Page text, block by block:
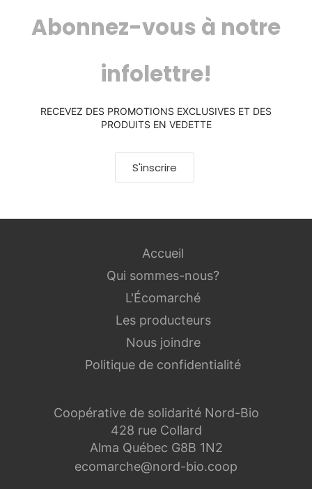
Abonnez-vous à notre
infolettre!
RECEVEZ DES PROMOTIONS EXCLUSIVES ET DES
PRODUITS EN VEDETTE
S'inscrire
Coopérative de solidarité Nord-Bio
428 rue Collard
Alma Québec G8B 1N2
ecomarche@nord-bio.coop
Accueil
Qui sommes-nous?
L'Écomarché
Les producteurs
Nous joindre
Politique de confidentialité